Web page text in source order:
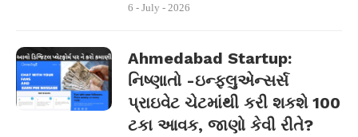
6 - July - 2026
Ahmedabad Startup:
નિષ્ણાતો -ઇન્ફ્લુએન્સર્સ
પ્રાઇવેટ ચેટમાંથી કરી શકશે 100
ટકા આવક, જાણો કેવી રીતે?